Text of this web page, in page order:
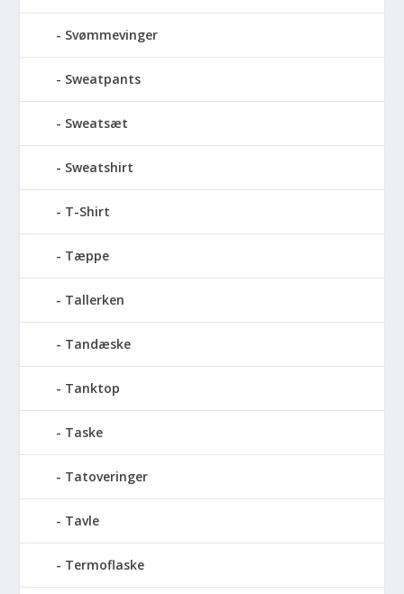
Svømmevinger
Sweatpants
Sweatsæt
Sweatshirt
T-Shirt
Tæppe
Tallerken
Tandæske
Tanktop
Taske
Tatoveringer
Tavle
Termoflaske